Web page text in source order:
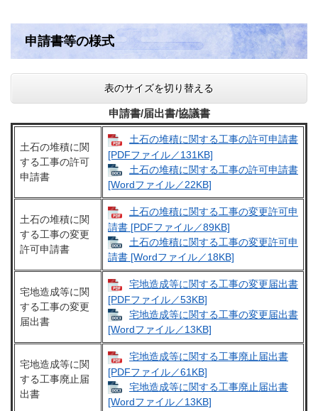
申請書等の様式
表のサイズを切り替える
申請書/届出書/協議書
土石の堆積に関
する工事の許可
申請書
土石の堆積に関する工事の許可申請書
[PDFファイル／131KB]
土石の堆積に関する工事の許可申請書
[Wordファイル／22KB]
土石の堆積に関
する工事の変更
許可申請書
土石の堆積に関する工事の変更許可申
請書 [PDFファイル／89KB]
土石の堆積に関する工事の変更許可申
請書 [Wordファイル／18KB]
宅地造成等に関
する工事の変更
届出書
宅地造成等に関する工事の変更届出書
[PDFファイル／53KB]
宅地造成等に関する工事の変更届出書
[Wordファイル／13KB]
宅地造成等に関
する工事廃止届
出書
宅地造成等に関する工事廃止届出書
[PDFファイル／61KB]
宅地造成等に関する工事廃止届出書
[Wordファイル／13KB]